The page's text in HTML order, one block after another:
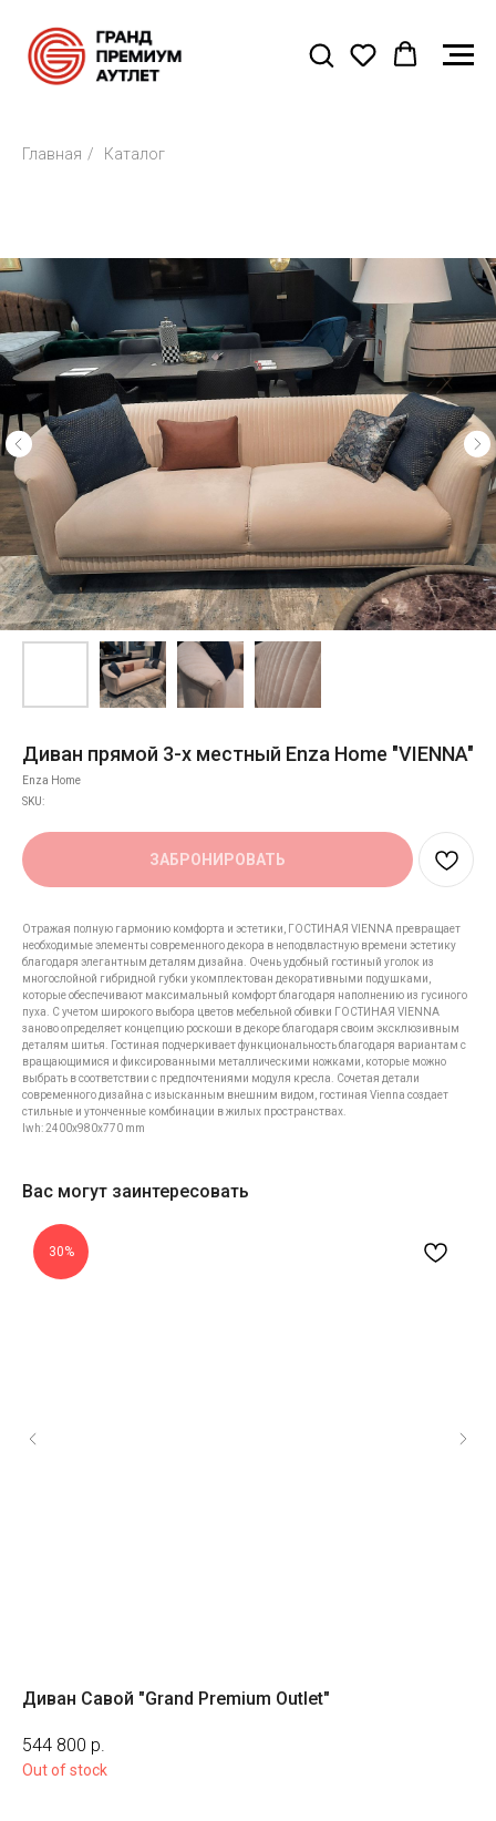
Главная / Каталог
Диван прямой 3-х местный Enza Home "VIENNA"
Enza Home
SKU:
ЗАБРОНИРОВАТЬ
Отражая полную гармонию комфорта и эстетики, ГОСТИНАЯ VIENNA превращает
необходимые элементы современного декора в неподвластную времени эстетику
благодаря элегантным деталям дизайна. Очень удобный гостиный уголок из
многослойной гибридной губки укомплектован декоративными подушками,
которые обеспечивают максимальный комфорт благодаря наполнению из гусиного
пуха. С учетом широкого выбора цветов мебельной обивки ГОСТИНАЯ VIENNA
заново определяет концепцию роскоши в декоре благодаря своим эксклюзивным
деталям шитья. Гостиная подчеркивает функциональность благодаря вариантам с
вращающимися и фиксированными металлическими ножками, которые можно
выбрать в соответствии с предпочтениями модуля кресла. Сочетая детали
современного дизайна с изысканным внешним видом, гостиная Vienna создает
стильные и утонченные комбинации в жилых пространствах.
lwh: 2400x980x770 mm
Вас могут заинтересовать
30%
Диван Савой "Grand Premium Outlet"
544 800 р.
Out of stock